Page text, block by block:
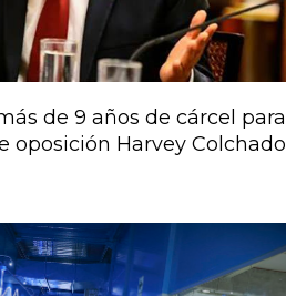
de 9 años de cárcel para
oposición Harvey Colchado